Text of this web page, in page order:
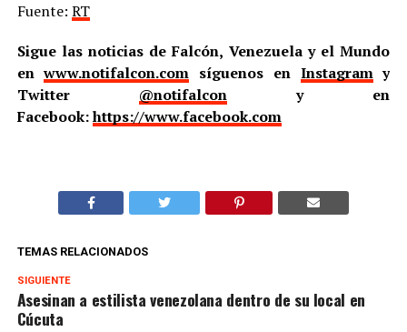
Fuente: RT
Sigue las noticias de Falcón, Venezuela y el Mundo
enwww.notifalcon.com síguenos en Instagramy
Twitter @notifalcony en
Facebook:https://www.facebook.com
TEMAS RELACIONADOS
SIGUIENTE
Asesinan a estilista venezolana dentro de su local en
Cúcuta